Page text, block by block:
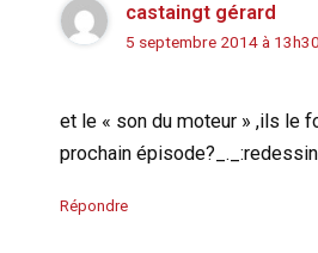
castaingt gérard
5 septembre 2014 à 13h30
et le « son du moteur » ,ils le
prochain
Répondre